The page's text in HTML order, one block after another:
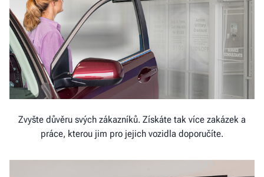
Zvyšte důvěru svých zákazníků. Získáte tak více zakázek a
práce, kterou jim pro jejich vozidla doporučíte.